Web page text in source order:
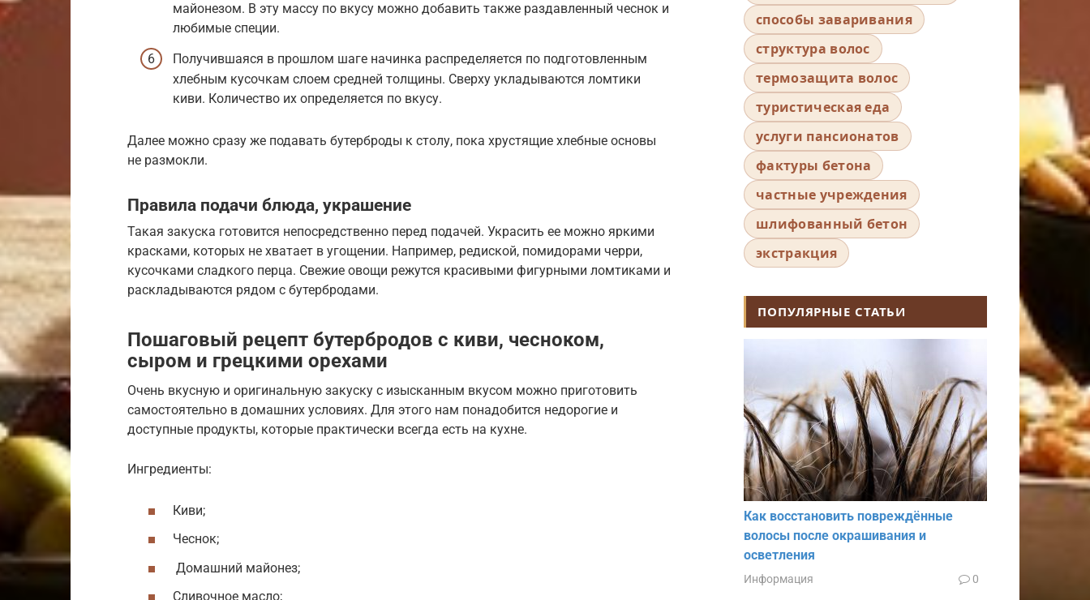
майонезом. В эту массу по вкусу можно добавить также раздавленный чеснок и
любимые специи.
Получившаяся в прошлом шаге начинка распределяется по подготовленным
хлебным кусочкам слоем средней толщины. Сверху укладываются ломтики
киви. Количество их определяется по вкусу.
Далее можно сразу же подавать бутерброды к столу, пока хрустящие хлебные основы
не размокли.
Правила подачи блюда, украшение
Такая закуска готовится непосредственно перед подачей. Украсить ее можно яркими
красками, которых не хватает в угощении. Например, редиской, помидорами черри,
кусочками сладкого перца. Свежие овощи режутся красивыми фигурными ломтиками и
раскладываются рядом с бутербродами.
Пошаговый рецепт бутербродов с киви, чесноком,
сыром и грецкими орехами
Очень вкусную и оригинальную закуску с изысканным вкусом можно приготовить
самостоятельно в домашних условиях. Для этого нам понадобится недорогие и
доступные продукты, которые практически всегда есть на кухне.
Ингредиенты:
Киви;
Чеснок;
Домашний майонез;
Сливочное масло;
способы заваривания
структура волос
термозащита волос
туристическая еда
услуги пансионатов
фактуры бетона
частные учреждения
шлифованный бетон
экстракция
ПОПУЛЯРНЫЕ СТАТЬИ
Как восстановить повреждённые
волосы после окрашивания и
осветления
Информация 0